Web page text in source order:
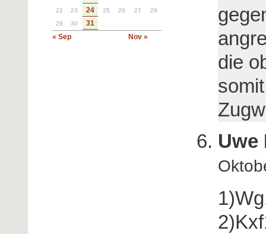
« Sep Nov »
22
23 24 25 26 27
28
29
30 31
die
Uwe